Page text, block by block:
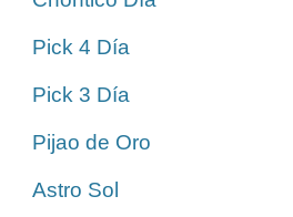
Pick 4 Día
Pick 3 Día
Pijao de Oro
Astro Sol